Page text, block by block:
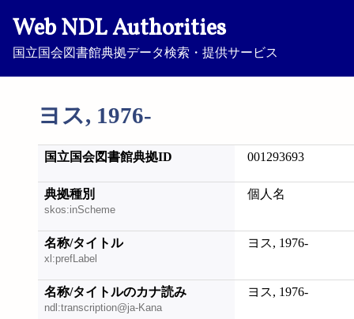
Web NDL Authorities
国立国会図書館典拠データ検索・提供サービス
ヨス, 1976-
国立国会図書館典拠ID 001293693
典拠種別
skos:inScheme
個人名
名称/タイトル
xl:prefLabel
ヨス, 1976-
名称/タイトルのカナ読み
ndl:transcription@ja-Kana
ヨス, 1976-